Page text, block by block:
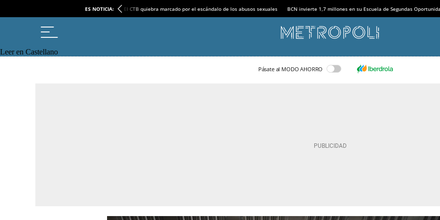
ES NOTICIA: El CTB quiebra marcado por el escándalo de los abusos sexuales BCN invierte 1,7 millones en su Escuela de Segundas
Leer en Castellano
Pásate al MODO AHORRO